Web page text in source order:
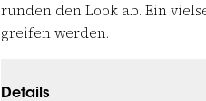
runden den Look ab. Ein
greifen werden.
Details